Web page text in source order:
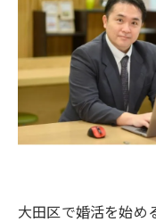
大田区で婚活を始め